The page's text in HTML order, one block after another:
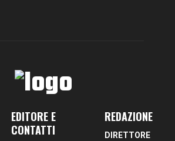
EDITORE E
CONTATTI
REDAZIONE
DIRETTORE